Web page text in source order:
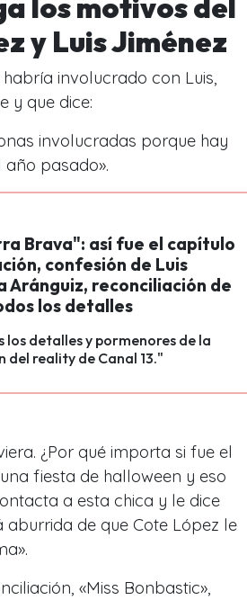
y Luis Jiménez
involucrado con Luis,
y que dice:
involucradas porque hay
pasado».
Brava": así fue el capítulo
confesión de Luis
Aránguiz, reconciliación de
los detalles
detalles y pormenores de la
del reality de Canal 13."
¿Por qué importa si fue el
fiesta de halloween y eso
a esta chica y le dice
de que Cote López le
«Miss Bonbastic»,